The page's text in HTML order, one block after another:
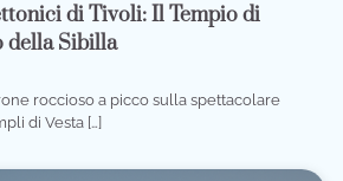
di Tivoli: Il Tempio di
della Sibilla
roccioso a picco sulla spettacolare
di Vesta […]